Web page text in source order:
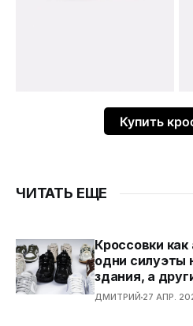
Купить
ЧИТАТЬ ЕЩЕ
Кроссовки
одни силуэты
здания, а
ДМИТРИЙ 27 АПР.